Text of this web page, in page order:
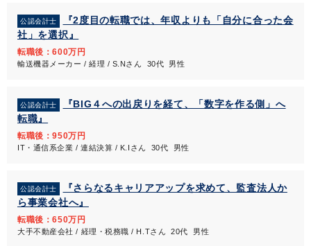
公認会計士
『2度目の転職では、年収よりも「自分に合った会
社」を選択』
転職後：600万円
輸送機器メーカー / 経理 / S.Nさん 30代 男性
公認会計士
『BIG４への出戻りを経て、「数字を作る側」へ
転職』
転職後：950万円
IT・通信系企業 / 連結決算 / K.Iさん 30代 男性
公認会計士
『さらなるキャリアアップを求めて、監査法人か
ら事業会社へ』
転職後：650万円
大手不動産会社 / 経理・税務職 / H.Tさん 20代 男性